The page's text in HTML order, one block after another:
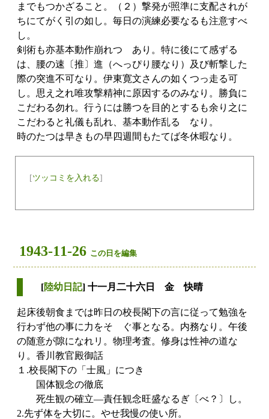
までもつかざること。（２）撃発が照準に支配されが
ちにてがく引の如し。毎日の演練必要なるも注意すべ
し。
剣術も亦基本動作崩れつゝあり。特に後にて感ずる
は、腰の速〔推〕進（へっぴり腰なり）及び斬撃した
際の突進不可なり。伊東寛文さんの如くつっ走る可
し。思え之れ唯攻撃精神に原因するのみなり。勝負に
こだわる勿れ。行うには勝つを目的とするも余り之に
こだわると礼儀も乱れ、基本動作乱るゝなり。
時のたつは早きもの早四週間もたてば冬休暇なり。
[ツッコミを入れる]
1943-11-26 この日を編集
[陸幼日記] 十一月二十六日 金 快晴
起床後朝食までは昨日の校長閣下の言に従って勉強を
行わず他の事に力をそゝぐ事となる。内務なり。午後
の随意が隙になれリ。物理考査。修身は性神の道な
り。香川教官殿御話
１.校長閣下の「士風」につき
国体観念の徹底
死生観の確立―責任観念旺盛なるぎ〔べ？〕し。
2.先ず体を大切に。やせ我慢の使い所。